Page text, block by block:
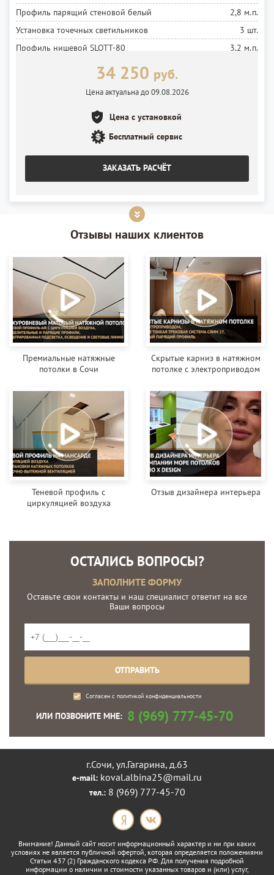
Профиль парящий стеновой белый
2,8 м.п.
Установка точечных светильников
3 шт.
Профиль нишевой SLOTT-80
3,2 м.п.
Светильники для нишевого профиля SLOTT 60 см
Лента светодиодная
Блок питания
1 шт.
Установка блока питания
34 250 руб.
Цена актуальна до 09.08.2026
Цена с установкой
Бесплатный сервис
ЗАКАЗАТЬ РАСЧЁТ
Отзывы наших клиентов
Премиальные натяжные
потолки в Сочи
Скрытые карниз в натяжном
потолке с электроприводом
Теневой профиль с
циркуляцией воздуха
Отзыв дизайнера интерьера
ОСТАЛИСЬ ВОПРОСЫ?
ЗАПОЛНИТЕ ФОРМУ
Оставьте свои контакты и наш специалист ответит на все
Ваши вопросы
Согласен с политикой конфиденциальности
ИЛИ ПОЗВОНИТЕ МНЕ: 8 (969) 777-45-70
Внимание! Данный сайт носит информационный характер и ни при каких
условиях не является публичной офертой, которая определяется положениями
Статьи 437 (2) Гражданского кодекса РФ. Для получения подробной
информации о наличии и стоимости указанных товаров и (или) услуг,
г.Сочи, ул.Гагарина, д.63
e-mail: koval.albina25@mail.ru
тел.: 8 (969) 777-45-70